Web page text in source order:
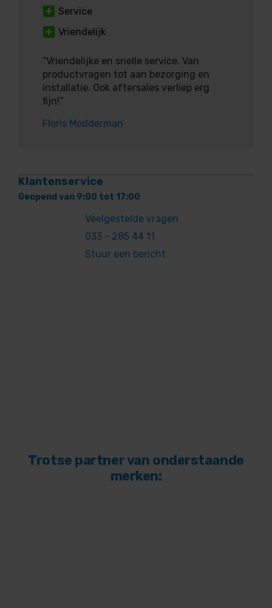
Service
Vriendelijk
“Vriendelijke en snelle service. Van
productvragen tot aan bezorging en
installatie. Ook aftersales verliep erg
fijn!”
Floris Modderman
Klantenservice
Geopend van 9:00 tot 17:00
Veelgestelde vragen
033 - 285 44 11
Stuur een bericht
Trotse partner van onderstaande
merken: